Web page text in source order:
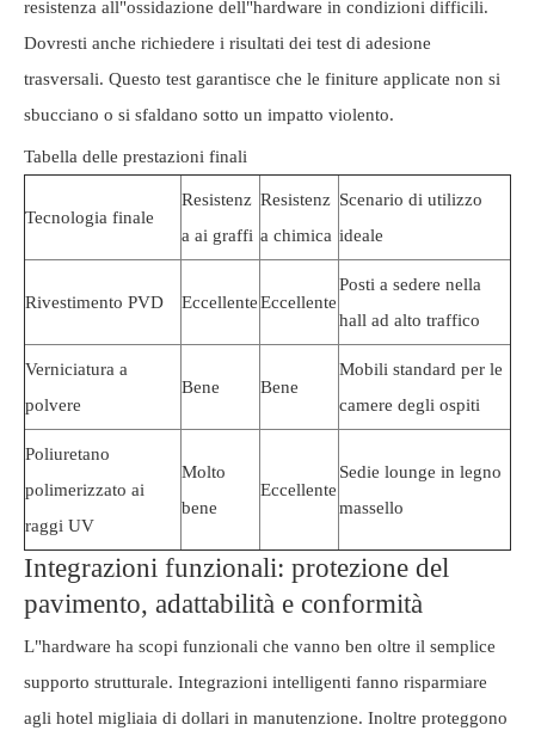
resistenza all"ossidazione dell"hardware in condizioni difficili.
Dovresti anche richiedere i risultati dei test di adesione
trasversali. Questo test garantisce che le finiture applicate non si
sbucciano o si sfaldano sotto un impatto violento.
Tabella delle prestazioni finali
Tecnologia finale
Resistenz
a ai graffi
Resistenz
a chimica
Scenario di utilizzo
ideale
Rivestimento PVD EccellenteEccellente
Posti a sedere nella
hall ad alto traffico
Verniciatura a
polvere
Bene Bene
Mobili standard per le
camere degli ospiti
Poliuretano
polimerizzato ai
raggi UV
Molto
bene
Eccellente
Sedie lounge in legno
massello
Integrazioni funzionali: protezione del
pavimento, adattabilità e conformità
L"hardware ha scopi funzionali che vanno ben oltre il semplice
supporto strutturale. Integrazioni intelligenti fanno risparmiare
agli hotel migliaia di dollari in manutenzione. Inoltre proteggono